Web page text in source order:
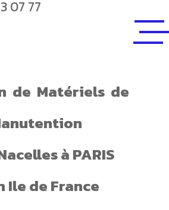
07 77
de Matériels de
à PARIS
Ile de France